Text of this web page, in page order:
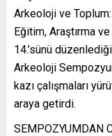
Arkeoloji ve
Eğitim, Araştırma ve
14.’sünü
Arkeoloji
kazı çalışmaları
araya getirdi.
SEMPOZYUMDAN